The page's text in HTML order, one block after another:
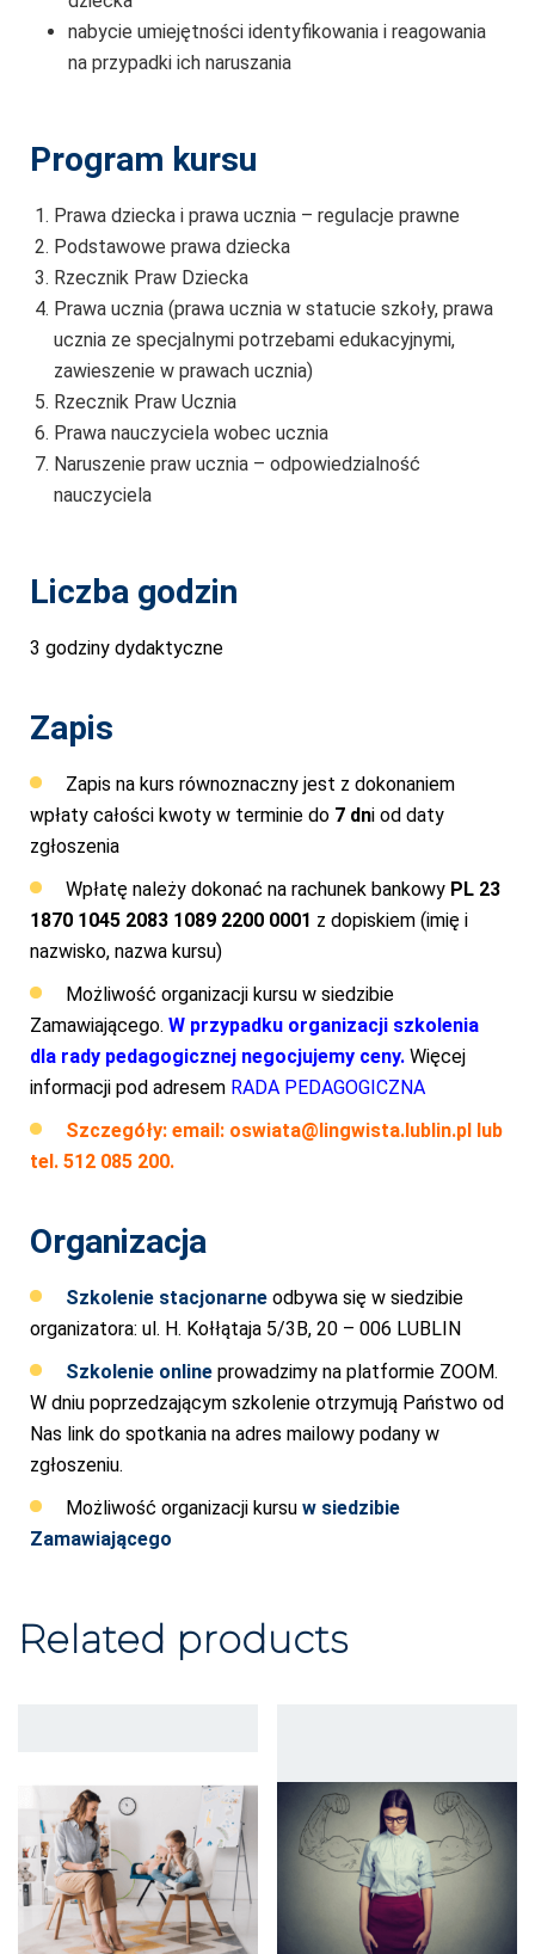
nabycie umiejętności identyfikowania i reagowania
na przypadki ich naruszania
Program kursu
Prawa dziecka i prawa ucznia – regulacje prawne
Podstawowe prawa dziecka
Rzecznik Praw Dziecka
Prawa ucznia (prawa ucznia w statucie szkoły, prawa
ucznia ze specjalnymi potrzebami edukacyjnymi,
zawieszenie w prawach ucznia)
Rzecznik Praw Ucznia
Prawa nauczyciela wobec ucznia
Naruszenie praw ucznia – odpowiedzialność
nauczyciela
Liczba godzin
3 godziny dydaktyczne
Zapis
Zapis na kurs równoznaczny jest z dokonaniem
wpłaty całości kwoty w terminie do 7 dni od daty
zgłoszenia
Wpłatę należy dokonać na rachunek bankowy PL 23
1870 1045 2083 1089 2200 0001 z dopiskiem (imię i
nazwisko, nazwa kursu)
Możliwość organizacji kursu w siedzibie
Zamawiającego. W przypadku organizacji szkolenia
dla rady pedagogicznej negocjujemy ceny. Więcej
informacji pod adresem RADA PEDAGOGICZNA
Szczegóły: email: oswiata@lingwista.lublin.pl lub
tel. 512 085 200.
Organizacja
Szkolenie stacjonarne odbywa się w siedzibie
organizatora: ul. H. Kołłątaja 5/3B, 20 – 006 LUBLIN
Szkolenie online prowadzimy na platformie ZOOM.
W dniu poprzedzającym szkolenie otrzymują Państwo od
Nas link do spotkania na adres mailowy podany w
zgłoszeniu.
Możliwość organizacji kursu w siedzibie
Zamawiającego
Related products